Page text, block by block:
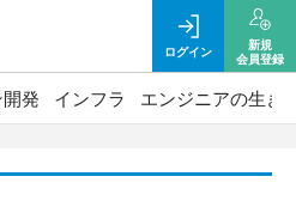
ログイン
新規
会員登録
発 インフラ エンジニアの生き